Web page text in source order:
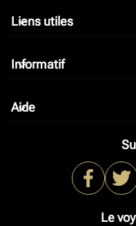
Liens utiles
keyboard_arrow_down
Informatif
keyboard_arrow_down
Aide
keyboard_arrow_down
Le